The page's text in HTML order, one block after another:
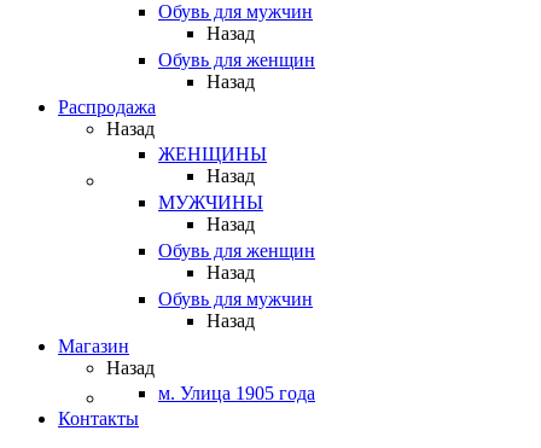
Обувь для мужчин
Назад
Обувь для женщин
Назад
Распродажа
Назад
ЖЕНЩИНЫ
Назад
МУЖЧИНЫ
Назад
Обувь для женщин
Назад
Обувь для мужчин
Назад
Магазин
Назад
м. Улица 1905 года
Контакты